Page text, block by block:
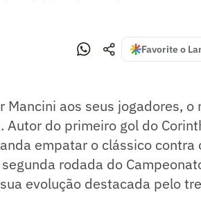
Favorite o
aos seus jogadores, o
do primeiro gol do
empatar o clássico contra
rodada do
evolução destacada pelo